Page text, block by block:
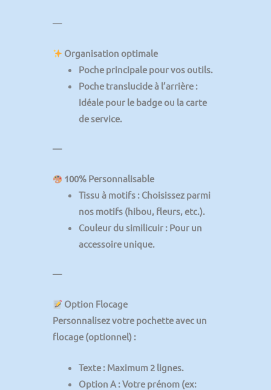
—
Organisation optimale
Poche principale pour vos outils.
Poche translucide à l’arrière :
Idéale pour le badge ou la carte
de service.
—
100% Personnalisable
Tissu à motifs : Choisissez parmi
nos motifs (hibou, fleurs, etc.).
Couleur du similicuir : Pour un
accessoire unique.
—
Option Flocage
Personnalisez votre pochette avec un
flocage (optionnel) :
Texte : Maximum 2 lignes.
Option A : Votre prénom (ex: